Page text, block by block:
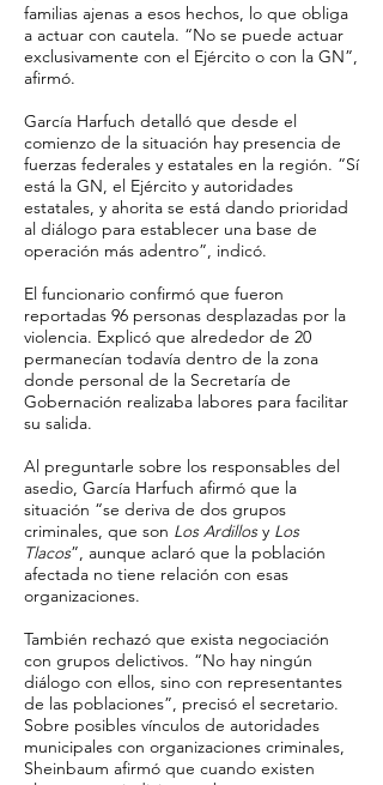
familias ajenas a esos hechos, lo que obliga
a actuar con cautela. “No se puede actuar
exclusivamente con el Ejército o con la GN”,
afirmó.
García Harfuch detalló que desde el
comienzo de la situación hay presencia de
fuerzas federales y estatales en la región. “Sí
está la GN, el Ejército y autoridades
estatales, y ahorita se está dando prioridad
al diálogo para establecer una base de
operación más adentro”, indicó.
El funcionario confirmó que fueron
reportadas 96 personas desplazadas por la
violencia. Explicó que alrededor de 20
permanecían todavía dentro de la zona
donde personal de la Secretaría de
Gobernación realizaba labores para facilitar
su salida.
Al preguntarle sobre los responsables del
asedio, García Harfuch afirmó que la
situación “se deriva de dos grupos
criminales, que son Los Ardillosy Los
Tlacos”, aunque aclaró que la población
afectada no tiene relación con esas
organizaciones.
También rechazó que exista negociación
con grupos delictivos. “No hay ningún
diálogo con ellos, sino con representantes
de las poblaciones”, precisó el secretario.
Sobre posibles vínculos de autoridades
municipales con organizaciones criminales,
Sheinbaum afirmó que cuando existen